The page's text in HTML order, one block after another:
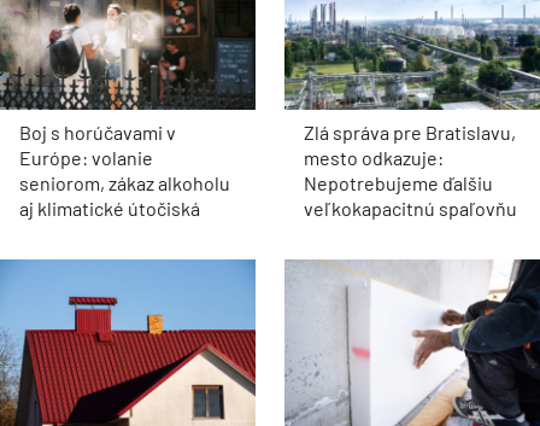
Boj s horúčavami v
Európe: volanie
seniorom, zákaz alkoholu
aj klimatické útočiská
Zlá správa pre Bratislavu,
mesto odkazuje:
Nepotrebujeme ďalšiu
veľkokapacitnú spaľovňu